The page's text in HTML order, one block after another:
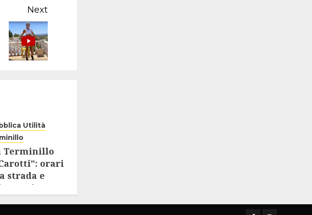
Next
Utilità
Terminillo
orari
strada e
seguire